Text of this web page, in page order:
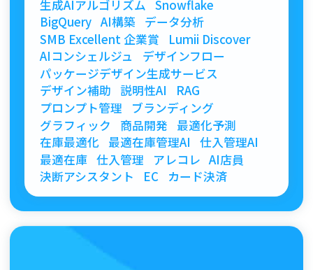
生成AIアルゴリズム Snowflake
BigQuery AI構築
データ分析
SMB Excellent 企業賞
Lumii Discover
AIコンシェルジュ
デザインフロー
パッケージデザイン生成サービス
デザイン補助 説明性AI
RAG
プロンプト管理
ブランディング
グラフィック
商品開発
最適化予測
在庫最適化 最適在庫管理AI
仕入管理AI
最適在庫 仕入管理 アレコレ AI店員
決断アシスタント
EC カード決済